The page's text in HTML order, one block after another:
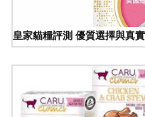
皇家貓糧評測 優質選擇與真